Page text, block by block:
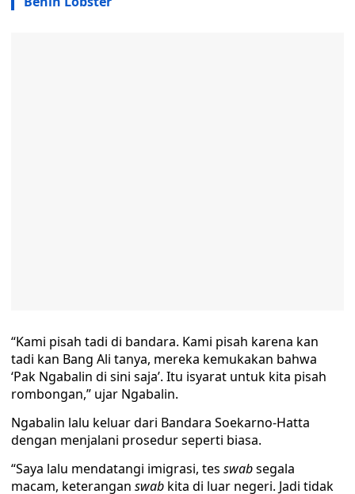
“Kami pisah tadi di bandara. Kami pisah karena kan
tadi kan Bang Ali tanya, mereka kemukakan bahwa
‘Pak Ngabalin di sini saja’. Itu isyarat untuk kita pisah
rombongan,” ujar Ngabalin.
Ngabalin lalu keluar dari Bandara Soekarno-Hatta
dengan menjalani prosedur seperti biasa.
“Saya lalu mendatangi imigrasi, tes swabsegala
macam, keterangan swab kita di luar negeri. Jadi tidak